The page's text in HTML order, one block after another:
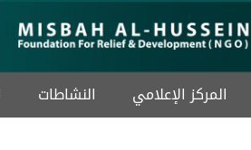
المركز الإعلامي النشاطات